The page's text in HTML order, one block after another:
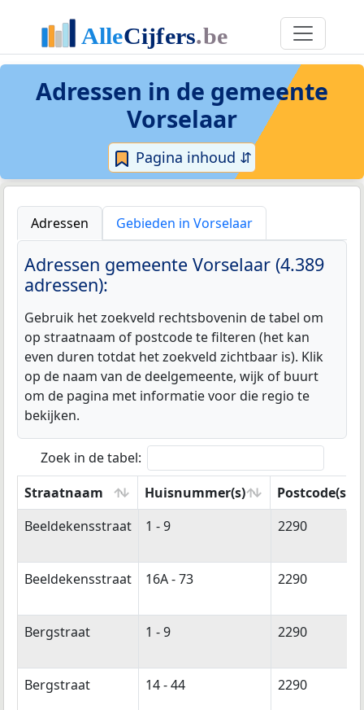
Adressen in de gemeente
Vorselaar
Pagina inhoud ⇵
Adressen Gebieden in Vorselaar
Adressen gemeente Vorselaar (4.389
adressen):
Gebruik het zoekveld rechtsbovenin de tabel om
op straatnaam of postcode te filteren (het kan
even duren totdat het zoekveld zichtbaar is). Klik
op de naam van de deelgemeente, wijk of buurt
om de pagina met informatie voor die regio te
bekijken.
Zoek in de tabel:
Straatnaam
Huisnummer(s)
Postcode(s)
Straatnaam
Huisnummer(s) Postcode(s)
Beeldekensstraat 1 - 9 2290
Beeldekensstraat 16A - 73 2290
Bergstraat 1 - 9 2290
Bergstraat 14 - 44 2290